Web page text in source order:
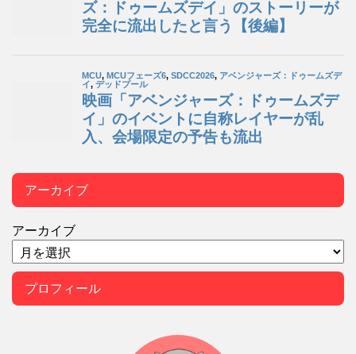
アーカイブ
アーカイブ
プロフィール